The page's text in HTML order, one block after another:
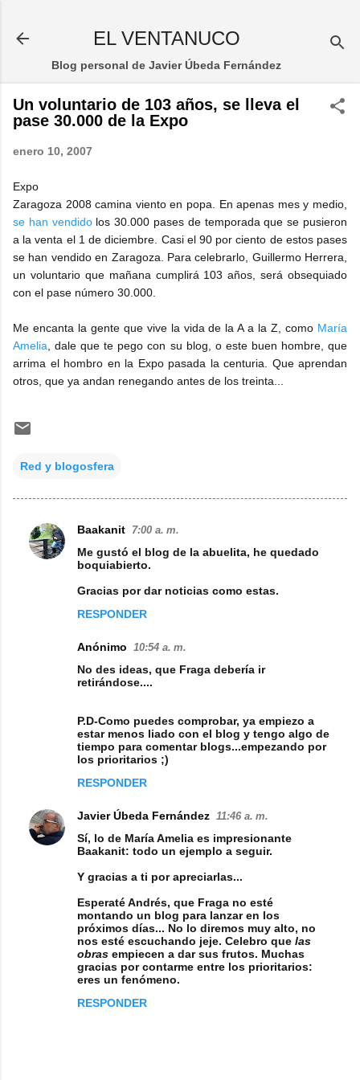
EL VENTANUCO
Blog personal de Javier Úbeda Fernández
Un voluntario de 103 años, se lleva el
pase 30.000 de la Expo
enero 10, 2007
Expo
Zaragoza 2008 camina viento en popa. En apenas mes y medio,
se han vendidolos 30.000 pases de temporada que se pusieron
a la venta el 1 de diciembre. Casi el 90 por ciento de estos pases
se han vendido en Zaragoza. Para celebrarlo, Guillermo Herrera,
un voluntario que mañana cumplirá 103 años, será obsequiado
con el pase número 30.000.
Me encanta la gente que vive la vida de la A a la Z, como María
Amelia , dale que te pego con su blog, o este buen hombre, que
arrima el hombro en la Expo pasada la centuria. Que aprendan
otros, que ya andan renegando antes de los treinta...
Red y blogosfera
C
Baakanit 7:00 a. m.
Me gustó el blog de la abuelita, he quedado
boquiabierto.
Gracias por dar noticias como estas.
RESPONDER
Anónimo 10:54 a. m.
No des ideas, que Fraga debería ir
retirándose....
P.D-Como puedes comprobar, ya empiezo a
estar menos liado con el blog y tengo algo de
tiempo para comentar blogs...empezando por
los prioritarios ;)
RESPONDER
Javier Úbeda Fernández 11:46 a. m.
Sí, lo de María Amelia es impresionante
Baakanit: todo un ejemplo a seguir.
Y gracias a ti por apreciarlas...
Esperaté Andrés, que Fraga no esté
montando un blog para lanzar en los
próximos días... No lo diremos muy alto, no
nos esté escuchando jeje. Celebro que las
obras empiecen a dar sus frutos. Muchas
gracias por contarme entre los prioritarios:
eres un fenómeno.
RESPONDER